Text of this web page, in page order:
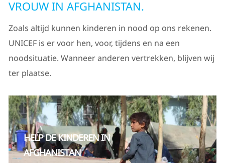
VROUW IN AFGHANISTAN.
Zoals altijd kunnen kinderen in nood op ons rekenen.
UNICEF is er voor hen, voor, tijdens en na een
noodsituatie. Wanneer anderen vertrekken, blijven wij
ter plaatse.
HELP DE KINDEREN IN
AFGHANISTAN